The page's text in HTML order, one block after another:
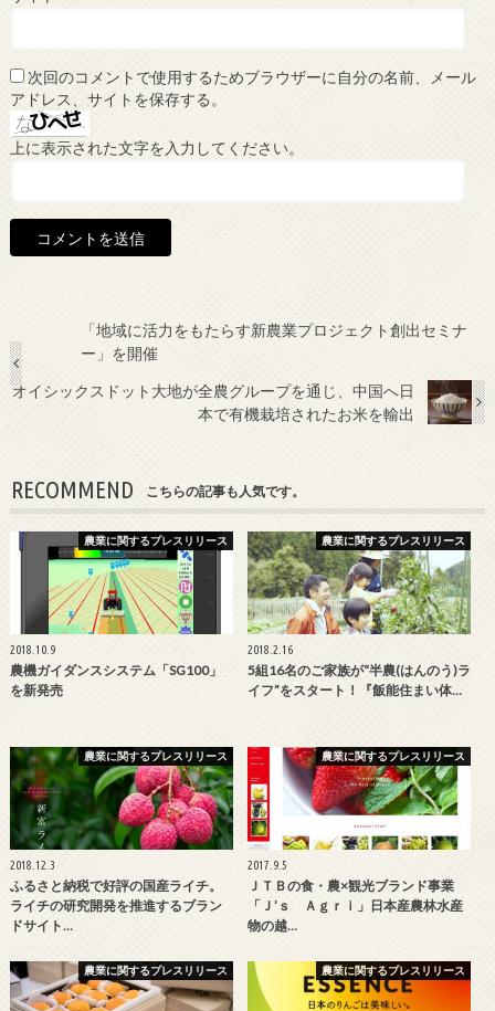
次回のコメントで使用するためブラウザーに自分の名前、メール
アドレス、サイトを保存する。
上に表示された文字を入力してください。
「地域に活力をもたらす新農業プロジェクト創出セミナ
ー」を開催
オイシックスドット大地が全農グループを通じ、中国へ日
本で有機栽培されたお米を輸出
RECOMMEND こちらの記事も人気です。
農業に関するプレスリリース
2018.10.9
農機ガイダンスシステム「SG100」
を新発売
農業に関するプレスリリース
2018.2.16
5組16名のご家族が“半農(はんのう)ラ
イフ”をスタート！『飯能住まい体…
農業に関するプレスリリース
2018.12.3
ふるさと納税で好評の国産ライチ。
ライチの研究開発を推進するブラン
ドサイト…
農業に関するプレスリリース
2017.9.5
ＪＴＢの食・農×観光ブランド事業
「Ｊ’ｓ Ａｇｒｉ」日本産農林水産
物の越…
農業に関するプレスリリース 農業に関するプレスリリース